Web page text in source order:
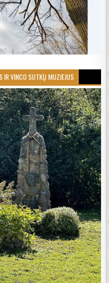
IR VINCO SUTKŲ MUZIEJUS